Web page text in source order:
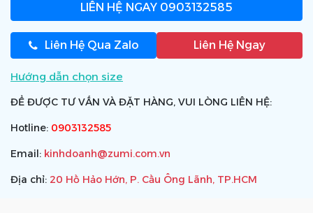
LIÊN HỆ NGAY 0903132585
Liên Hệ Qua Zalo Liên Hệ Ngay
Hướng dẫn chọn size
ĐỂ ĐƯỢC TƯ VẤN VÀ ĐẶT HÀNG, VUI LÒNG LIÊN HỆ:
Hotline: 0903132585
Email: kinhdoanh@zumi.com.vn
Địa chỉ: 20 Hồ Hảo Hớn, P. Cầu Ông Lãnh, TP.HCM